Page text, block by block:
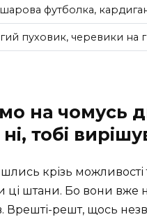
футболка,
пуховик, черевики на
на чомусь
тобі
крізь можливості
ці штани. Бо вони
Врешті-решт, щось